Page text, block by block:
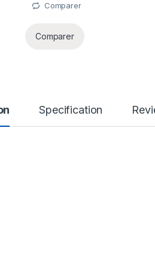
Comparer
Comparer
Specification